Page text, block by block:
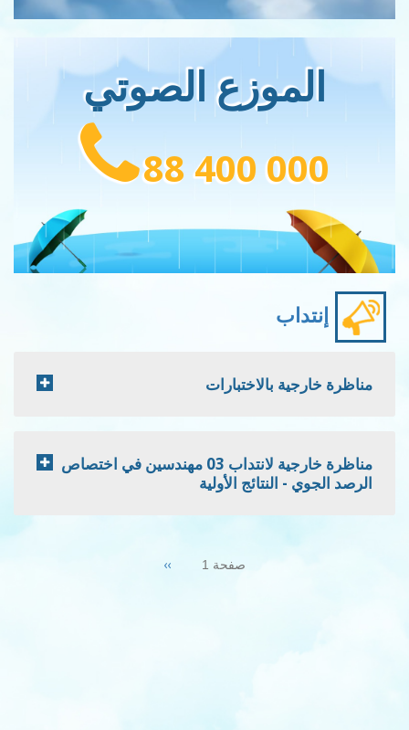
الموزع الصوتي
88 400 000
إنتداب
مناظرة خارجية بالاختبارات
مناظرة خارجية لانتداب 03 مهندسين في اختصاص
الرصد الجوي - النتائج الأولية
صفحة 1 Next
››